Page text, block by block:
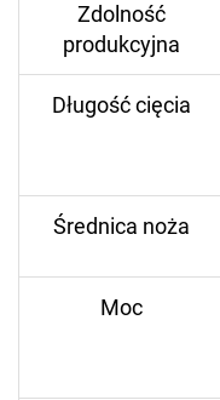
Zdolność
produkcyjna
Długość cięcia
Średnica noża
Moc